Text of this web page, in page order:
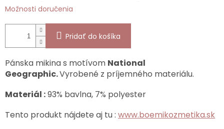
Možnosti doručenia
Pridať do košíka
Pánska mikina s motívom National
Geographic.Vyrobené z príjemného materiálu.
Materiál :93% bavlna, 7% polyester
Tento produkt nájdete aj tu : www.boemikozmetika.sk